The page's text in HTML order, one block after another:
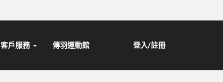
客戶服務 傳羽運動館 登入/註冊